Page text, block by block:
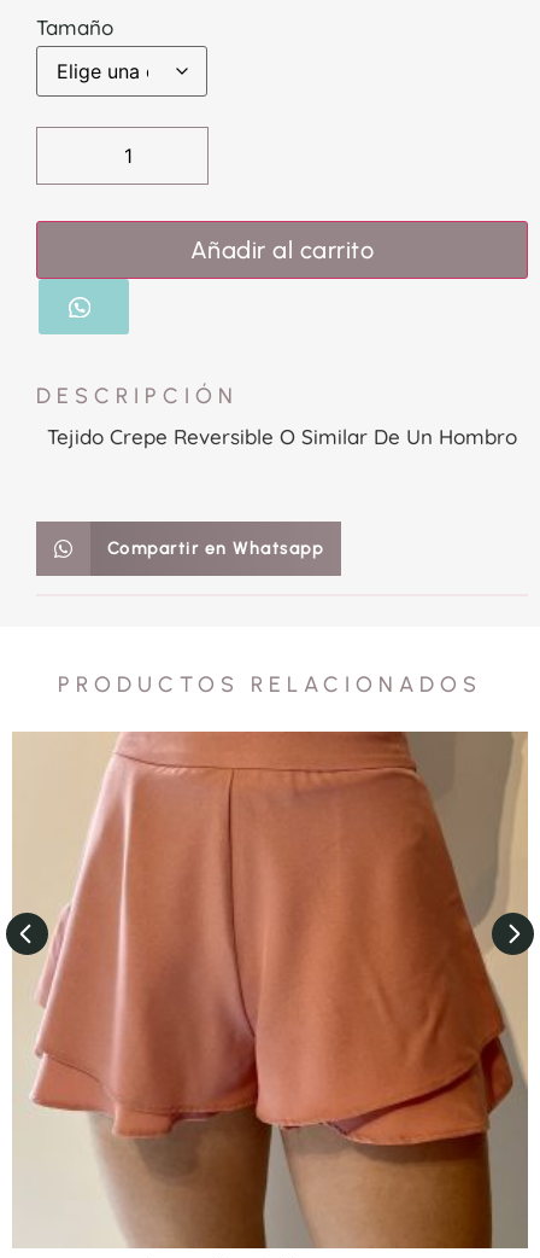
Tamaño
Añadir al carrito
DESCRIPCIÓN
Tejido Crepe Reversible O Similar De Un Hombro
Compartir en Whatsapp
PRODUCTOS RELACIONADOS